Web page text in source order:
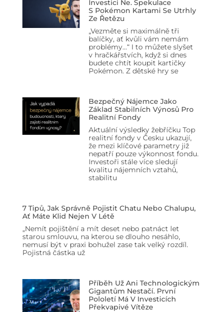
Investici Ne. Spekulace
S Pokémon Kartami Se Utrhly
Ze Řetězu
„Vezměte si maximálně tři
balíčky, ať kvůli vám nemám
problémy…“ I to můžete slyšet
v hračkářstvích, když si dnes
budete chtít koupit kartičky
Pokémon. Z dětské hry se
Bezpečný Nájemce Jako
Základ Stabilních Výnosů Pro
Realitní Fondy
Aktuální výsledky žebříčku Top
realitní fondy v Česku ukazují,
že mezi klíčové parametry již
nepatří pouze výkonnost fondu.
Investoři stále více sledují
kvalitu nájemních vztahů,
stabilitu
7 Tipů, Jak Správně Pojistit Chatu Nebo Chalupu,
Ať Máte Klid Nejen V Létě
„Nemít pojištění a mít deset nebo patnáct let
starou smlouvu, na kterou se dlouho nesáhlo,
nemusí být v praxi bohužel zase tak velký rozdíl.
Pojistná částka už
Příběh Už Ani Technologickým
Gigantům Nestačí. První
Pololetí Má V Investicích
Překvapivé Vítěze